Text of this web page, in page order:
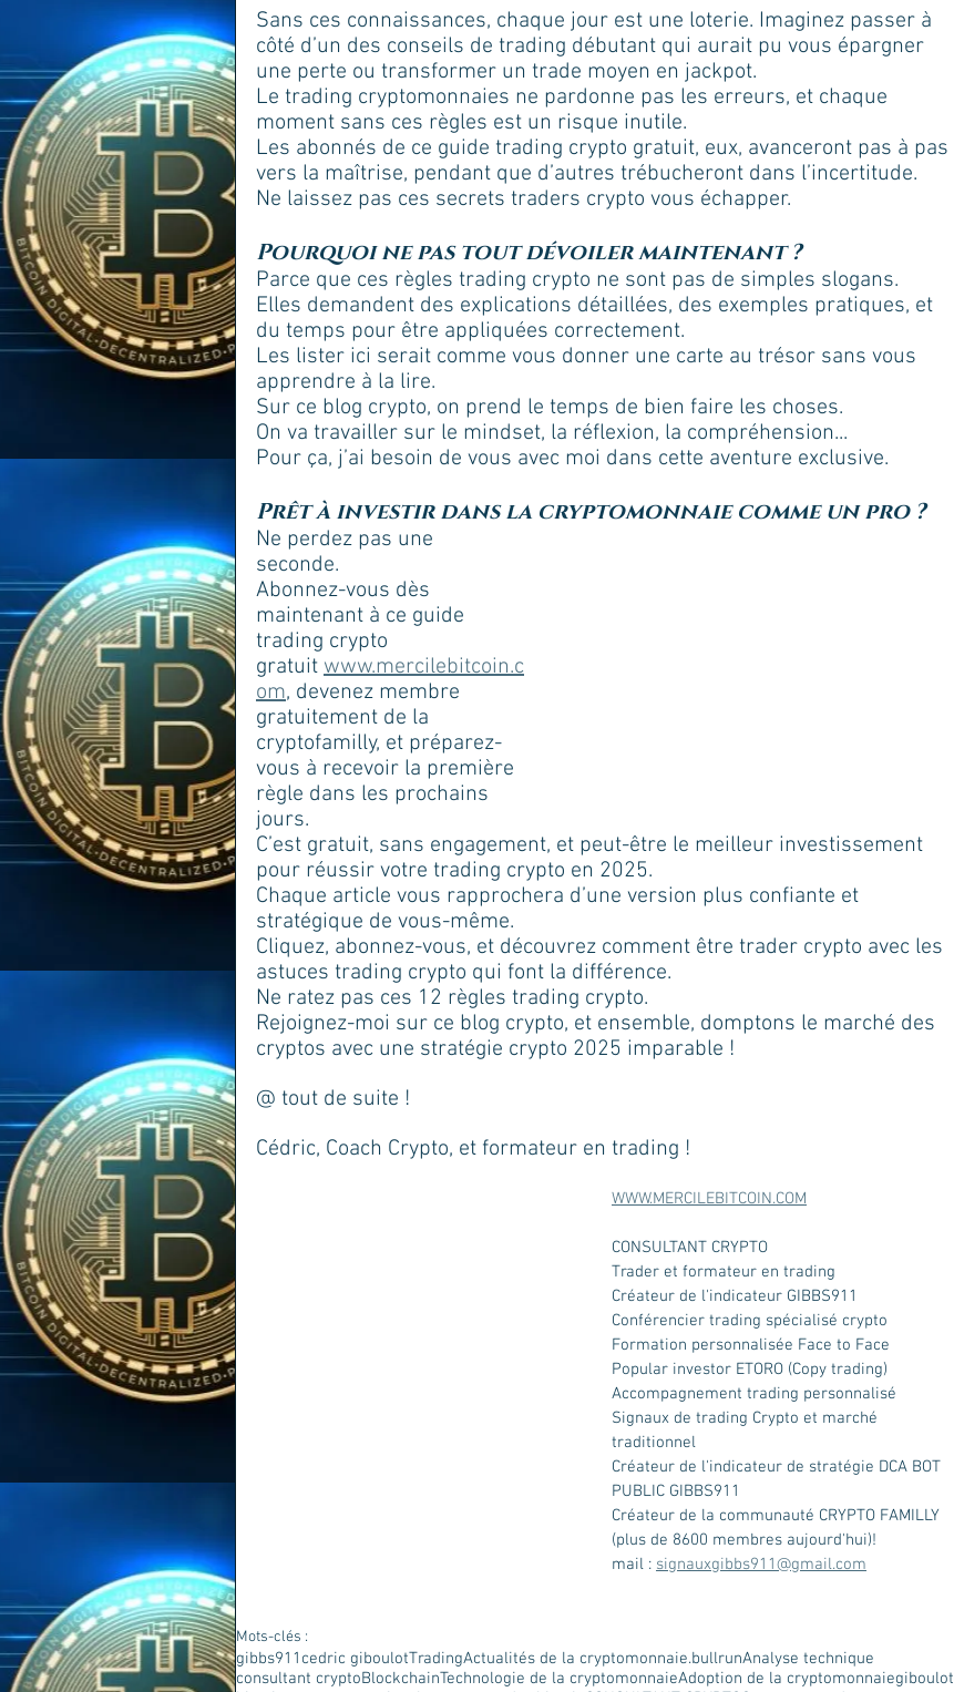
Sans ces connaissances, chaque jour est une loterie. Imaginez passer à
côté d’un des conseils de trading débutant qui aurait pu vous épargner
une perte ou transformer un trade moyen en jackpot.
Le trading cryptomonnaies ne pardonne pas les erreurs, et chaque
moment sans ces règles est un risque inutile.
Les abonnés de ce guide trading crypto gratuit, eux, avanceront pas à pas
vers la maîtrise, pendant que d’autres trébucheront dans l’incertitude.
Ne laissez pas ces secrets traders crypto vous échapper.
Pourquoi ne pas tout dévoiler maintenant ?
Parce que ces règles trading crypto ne sont pas de simples slogans.
Elles demandent des explications détaillées, des exemples pratiques, et
du temps pour être appliquées correctement.
Les lister ici serait comme vous donner une carte au trésor sans vous
apprendre à la lire.
Sur ce blog crypto, on prend le temps de bien faire les choses.
On va travailler sur le mindset, la réflexion, la compréhension...
Pour ça, j’ai besoin de vous avec moi dans cette aventure exclusive.
Prêt à investir dans la cryptomonnaie comme un pro ?
Ne perdez pas une
seconde.
Abonnez-vous dès
maintenant à ce guide
trading crypto
gratuit www.mercilebitcoin.c
om, devenez membre
gratuitement de la
cryptofamilly, et préparez-
vous à recevoir la première
règle dans les prochains
jours.
C’est gratuit, sans engagement, et peut-être le meilleur investissement
pour réussir votre trading crypto en 2025.
Chaque article vous rapprochera d’une version plus confiante et
stratégique de vous-même.
Cliquez, abonnez-vous, et découvrez comment être trader crypto avec les
astuces trading crypto qui font la différence.
Ne ratez pas ces 12 règles trading crypto.
Rejoignez-moi sur ce blog crypto, et ensemble, domptons le marché des
cryptos avec une stratégie crypto 2025 imparable !
@ tout de suite !
Cédric, Coach Crypto, et formateur en trading !
WWW.MERCILEBITCOIN.COM
CONSULTANT CRYPTO
Trader et formateur en trading
Créateur de l'indicateur GIBBS911
Conférencier trading spécialisé crypto
Formation personnalisée Face to Face
Popular investor ETORO (Copy trading)
Accompagnement trading personnalisé
Signaux de trading Crypto et marché
traditionnel
Créateur de l'indicateur de stratégie DCA BOT
PUBLIC GIBBS911
Créateur de la communauté CRYPTO FAMILLY
(plus de 8600 membres aujourd'hui)!
mail : signauxgibbs911@gmail.com
Mots-clés :
gibbs911 cedric giboulotTradingActualités de la cryptomonnaie.bullrunAnalyse technique
consultant cryptoBlockchainTechnologie de la cryptomonnaieAdoption de la cryptomonnaiegiboulot